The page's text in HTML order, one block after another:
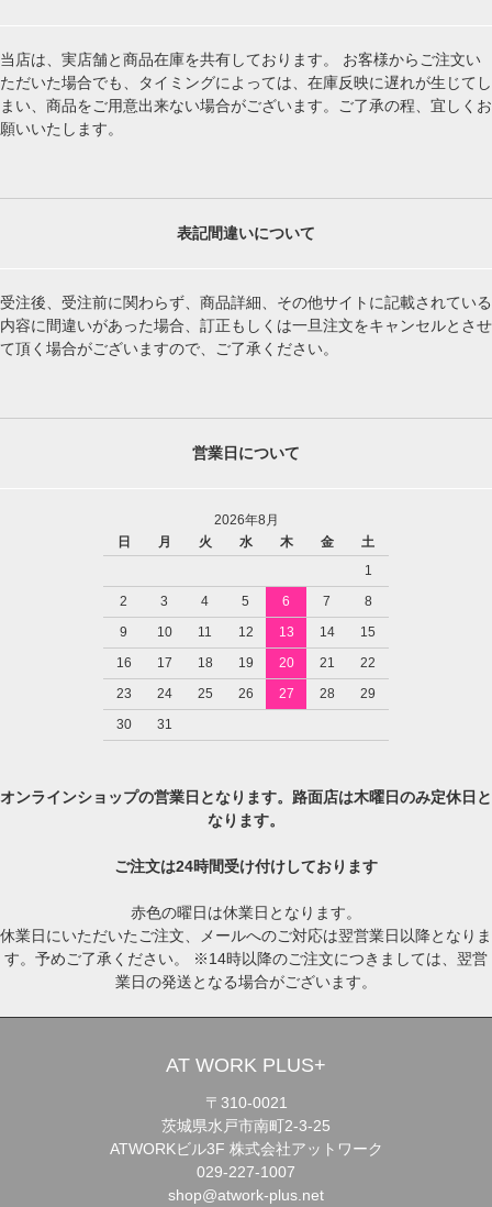
当店は、実店舗と商品在庫を共有しております。 お客様からご注文い
ただいた場合でも、タイミングによっては、在庫反映に遅れが生じてし
まい、商品をご用意出来ない場合がございます。ご了承の程、宜しくお
願いいたします。
表記間違いについて
受注後、受注前に関わらず、商品詳細、その他サイトに記載されている
内容に間違いがあった場合、訂正もしくは一旦注文をキャンセルとさせ
て頂く場合がございますので、ご了承ください。
営業日について
2026年8月
日
月 火 水 木 金
土
1
2
3 4 5 6 7
8
9
10 11 12 13 14
15
16
17 18 19 20 21
22
23
24 25 26 27 28
29
30
31
オンラインショップの営業日となります。路面店は木曜日のみ定休日と
なります。
ご注文は24時間受け付けしております
赤色の曜日は休業日となります。
休業日にいただいたご注文、メールへのご対応は翌営業日以降となりま
す。予めご了承ください。 ※14時以降のご注文につきましては、翌営
業日の発送となる場合がございます。
AT WORK PLUS+
〒310-0021
茨城県水戸市南町2-3-25
ATWORKビル3F 株式会社アットワーク
029-227-1007
shop@atwork-plus.net